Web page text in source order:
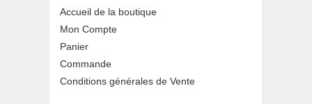
Accueil de la boutique
Mon Compte
Panier
Commande
Conditions générales de Vente